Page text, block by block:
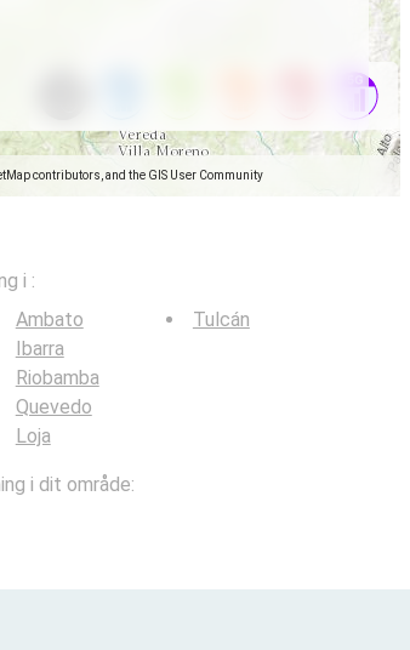
contributors, and the GIS User Community
i :
Ambato
Ibarra
Riobamba
Quevedo
Loja
Tulcán
i dit område: